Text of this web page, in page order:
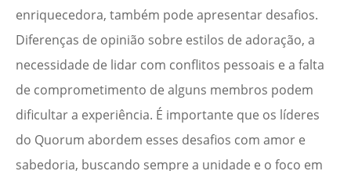
enriquecedora, também pode apresentar desafios.
Diferenças de opinião sobre estilos de adoração, a
necessidade de lidar com conflitos pessoais e a falta
de comprometimento de alguns membros podem
dificultar a experiência. É importante que os líderes
do Quorum abordem esses desafios com amor e
sabedoria, buscando sempre a unidade e o foco em